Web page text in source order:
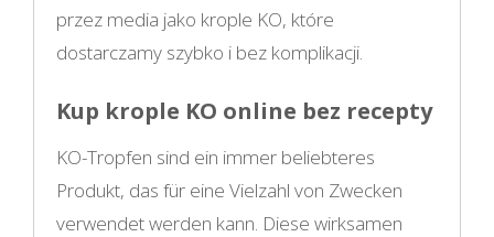
przez media jako krople KO, które
dostarczamy szybko i bez komplikacji.
Kup krople KO online bez recepty
KO-Tropfen sind ein immer beliebteres
Produkt, das für eine Vielzahl von Zwecken
verwendet werden kann. Diese wirksamen